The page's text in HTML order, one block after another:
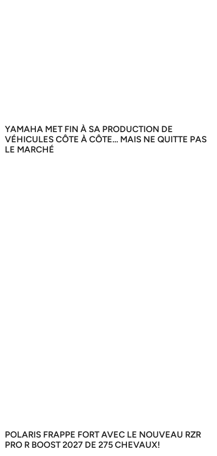
YAMAHA MET FIN À SA PRODUCTION DE
VÉHICULES CÔTE À CÔTE… MAIS NE QUITTE PAS
LE MARCHÉ
POLARIS FRAPPE FORT AVEC LE NOUVEAU RZR
PRO R BOOST 2027 DE 275 CHEVAUX!